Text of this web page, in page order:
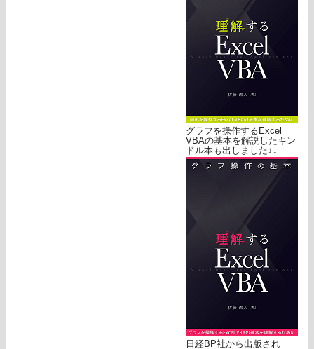
グラフを操作するExcel
VBAの基本を解説したキン
ドル本も出しました↓↓
日経BP社から出版され